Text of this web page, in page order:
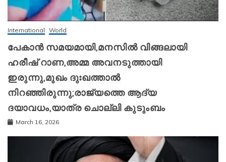
International World
പേകാൻ സമയമായി,മനസിൽ വിങ്ങലായി
ഹരീഷ് റാണ,അമ്മ അവനടുത്തായി
ഇരുന്നു,മുഖം ദുഃഖത്താൽ
നിറഞ്ഞിരുന്നു;രാജ്യത്തെ ആദ്യ
ദയാവധം,യാത്ര ചൊല്ലി കുടുംബം
March 16, 2026